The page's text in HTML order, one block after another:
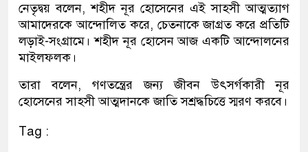
নেতৃদ্বয় বলেন, শহীদ নূর হোসেনের এই সাহসী আত্মত্যাগ
আমাদেরকে আন্দোলিত করে, চেতনাকে জাগ্রত করে প্রতিটি
লড়াই-সংগ্রামে। শহীদ নূর হোসেন আজ একটি আন্দোলনের
মাইলফলক।
তারা বলেন, গণতন্ত্রের জন্য জীবন উৎসর্গকারী নূর
হোসেনের সাহসী আত্মদানকে জাতি সশ্রদ্ধচিত্তে স্মরণ করবে।
Tag :